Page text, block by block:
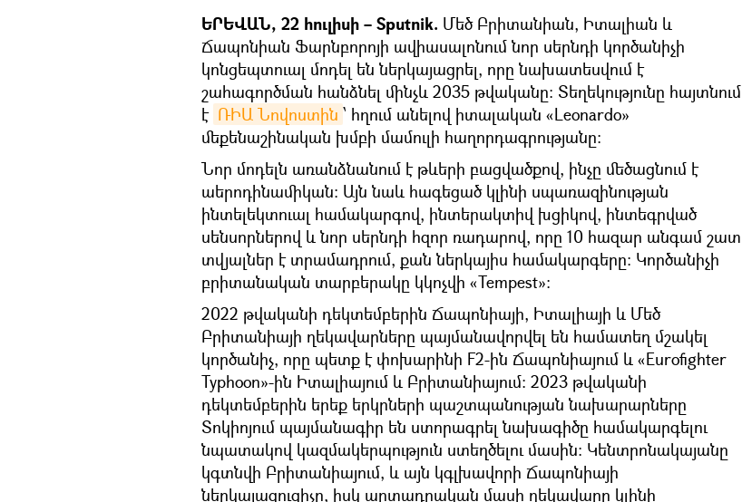
ԵՐԵՎԱՆ, 22 հուլիսի – Sputnik. Մեծ Բրիտանիան, Իտալիան և
Ճապոնիան Ֆարնբորոյի ավիասալոնում նոր սերնդի կործանիչի
կոնցեպտուալ մոդել են ներկայացրել, որը նախատեսվում է
շահագործման հանձնել մինչև 2035 թվականը: Տեղեկությունը հայտնում
է ՌԻԱ Նովոստին ՝ հղում անելով իտալական «Leonardo»
մեքենաշինական խմբի մամուլի հաղորդագրությանը։
Նոր մոդելն առանձնանում է թևերի բացվածքով, ինչը մեծացնում է
աերոդինամիկան։ Այն նաև հագեցած կլինի սպառազինության
ինտելեկտուալ համակարգով, ինտերակտիվ խցիկով, ինտեգրված
սենսորներով և նոր սերնդի հզոր ռադարով, որը 10 հազար անգամ շատ
տվյալներ է տրամադրում, քան ներկայիս համակարգերը: Կործանիչի
բրիտանական տարբերակը կկոչվի «Tempest»։
2022 թվականի դեկտեմբերին Ճապոնիայի, Իտալիայի և Մեծ
Բրիտանիայի ղեկավարները պայմանավորվել են համատեղ մշակել
կործանիչ, որը պետք է փոխարինի F2-ին Ճապոնիայում և «Eurofighter
Typhoon»-ին Իտալիայում և Բրիտանիայում։ 2023 թվականի
դեկտեմբերին երեք երկրների պաշտպանության նախարարները
Տոկիոյում պայմանագիր են ստորագրել նախագիծը համակարգելու
նպատակով կազմակերպություն ստեղծելու մասին։ Կենտրոնակայանը
կգտնվի Բրիտանիայում, և այն կգլխավորի Ճապոնիայի
ներկայացուցիչը, իսկ արտադրական մասի ղեկավարը կլինի